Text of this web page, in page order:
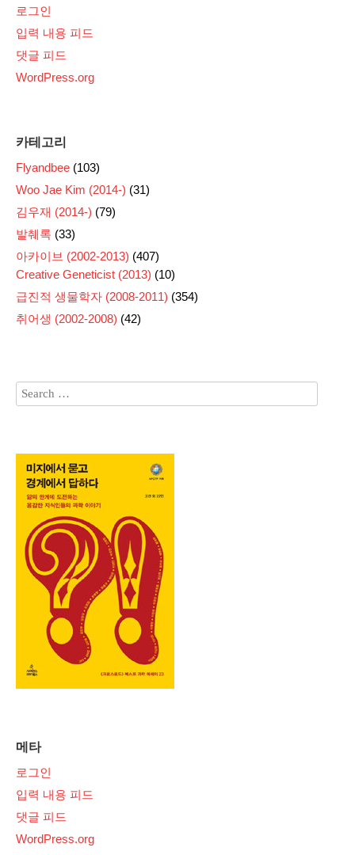
로그인
입력 내용 피드
댓글 피드
WordPress.org
카테고리
Flyandbee (103)
Woo Jae Kim (2014-) (31)
김우재 (2014-) (79)
발췌록 (33)
아카이브 (2002-2013) (407)
Creative Geneticist (2013) (10)
급진적 생물학자 (2008-2011) (354)
취어생 (2002-2008) (42)
메타
로그인
입력 내용 피드
댓글 피드
WordPress.org